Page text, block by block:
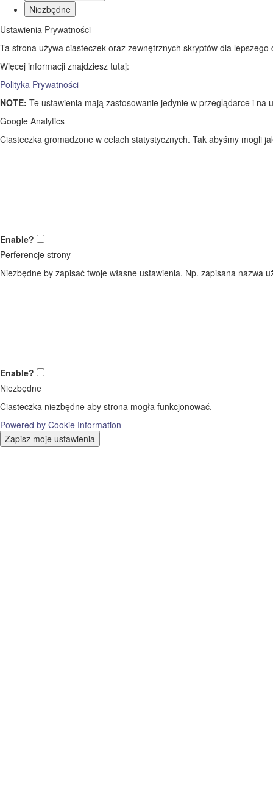
Niezbędne
Ustawienia Prywatności
Ta strona używa ciasteczek oraz zewnętrznych skryptów dla
Więcej informacji znajdziesz tutaj:
Polityka Prywatności
NOTE: Te ustawienia mają zastosowanie jedynie w przeglądarce i na
Google Analytics
Ciasteczka gromadzone w celach statystycznych. Tak abyśmy mogli
Enable?
Perferencje strony
Niezbędne by zapisać twoje własne ustawienia. Np. zapisana nazwa
Enable?
Niezbędne
Ciasteczka niezbędne aby strona mogła funkcjonować.
Powered by Cookie Information
Zapisz moje ustawienia